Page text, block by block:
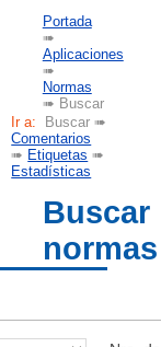
Portada
➠
Aplicaciones
➠
Normas
➠ Buscar
Ir a: Buscar ➠
Comentarios
➠ Etiquetas ➠
Estadísticas
Buscar
normas